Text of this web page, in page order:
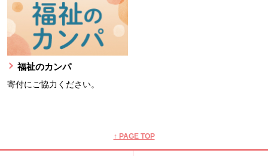
福祉のカンパ
寄付にご協力ください。
↑ PAGE TOP